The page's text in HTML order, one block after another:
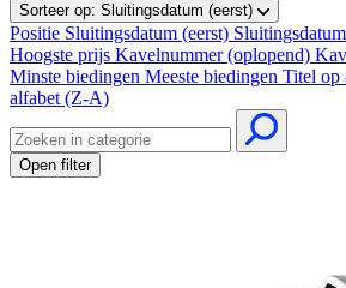
Sorteer op: Sluitingsdatum (eerst)
Positie Sluitingsdatum (eerst)
Hoogste prijs Kavelnummer (oplopend)
Minste biedingen Meeste biedingen Titel op
alfabet (Z-A)
Open filter